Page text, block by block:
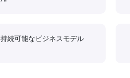
持続可能なビジネスモデル